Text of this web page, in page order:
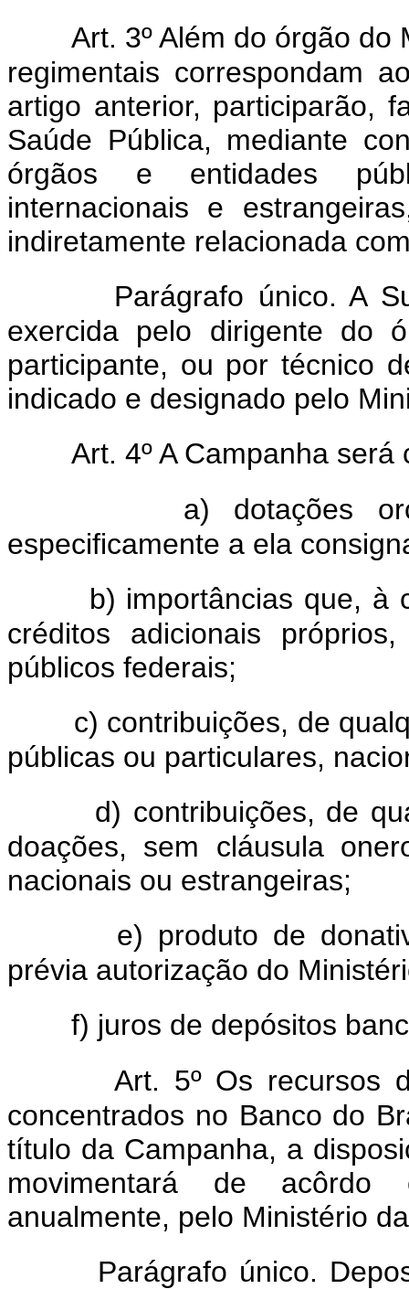
Art. 3º Além do órgão
regimentais correspondam
artigo anterior, participarão,
Saúde Pública, mediante
órgãos e entidades
internacionais e
indiretamente relacionada
Parágrafo único. A
exercida pelo dirigente do
participante, ou por técnico
indicado e designado pelo
Art. 4º A Campanha
a) dotações
especificamente a ela
b) importâncias que, à
créditos adicionais
públicos federais;
c) contribuições, de
públicas ou particulares,
d) contribuições, de
doações, sem cláusula
nacionais ou estrangeiras;
e) produto de
prévia autorização do
f) juros de depósitos
Art. 5º Os recursos
concentrados no Banco do
título da Campanha, a
movimentará de acôrdo
anualmente, pelo Ministério
Parágrafo único.